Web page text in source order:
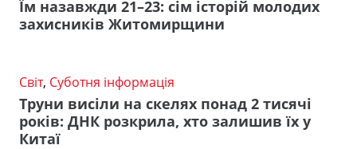
Їм назавжди 21–23: сім історій молодих
захисників Житомирщини
Світ, Суботня інформація
Труни висіли на скелях понад 2 тисячі
років: ДНК розкрила, хто залишив їх у
Китаї